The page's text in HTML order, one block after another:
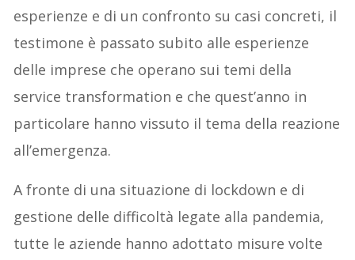
esperienze e di un confronto su casi concreti, il
testimone è passato subito alle esperienze
delle imprese che operano sui temi della
service transformation e che quest’anno in
particolare hanno vissuto il tema della reazione
all’emergenza.
A fronte di una situazione di lockdown e di
gestione delle difficoltà legate alla pandemia,
tutte le aziende hanno adottato misure volte